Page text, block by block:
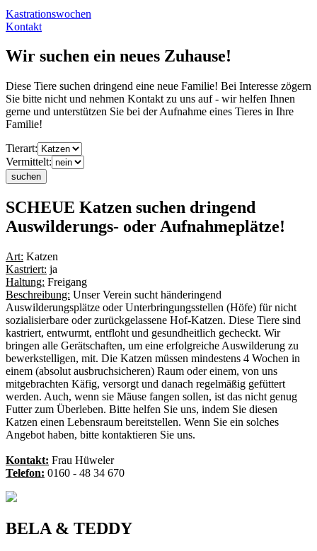
Kastrationswochen
Kontakt
Wir suchen ein neues Zuhause!
Diese Tiere suchen dringend eine neue Familie! Bei Interesse zögern
Sie bitte nicht und nehmen Kontakt zu uns auf - wir helfen Ihnen
gerne und unterstützen Sie bei der Aufnahme eines Tieres in Ihre
Familie!
Tierart:
Vermittelt:
SCHEUE Katzen suchen dringend
Auswilderungs- oder Aufnahmeplätze!
Art: Katzen
Kastriert: ja
Haltung: Freigang
Beschreibung: Unser Verein sucht händeringend
Auswilderungsplätze oder Unterbringungsstellen (Höfe) für nicht
sozialisierbare oder zurückgelassene Hof-Katzen. Diese Tiere sind
kastriert, entwurmt, entfloht und gesundheitlich gecheckt. Wir
bringen alle Gerätschaften, um eine erfolgreiche Auswilderung zu
bewerkstelligen, mit. Die Katzen müssen mindestens 4 Wochen in
einem (absolut ausbruchsicheren) Raum oder einem, von uns
mitgebrachten Käfig, versorgt und danach regelmäßig gefüttert
werden. Auch, wenn sie Mäuse fangen sollen, ist das nicht genug
Futter zum Überleben. Bitte helfen Sie uns, indem Sie diesen
Katzen einen Lebensraum bereitstellen. Wenn Sie ein solches
Angebot haben, bitte kontaktieren Sie uns.
Kontakt: Frau Hüweler
Telefon: 0160 - 48 34 670
BELA & TEDDY